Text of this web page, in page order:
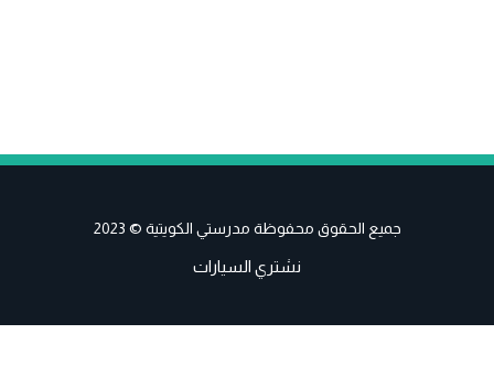
جميع الحقوق محفوظة مدرستي الكويتية © 2023
نشتري السيارات